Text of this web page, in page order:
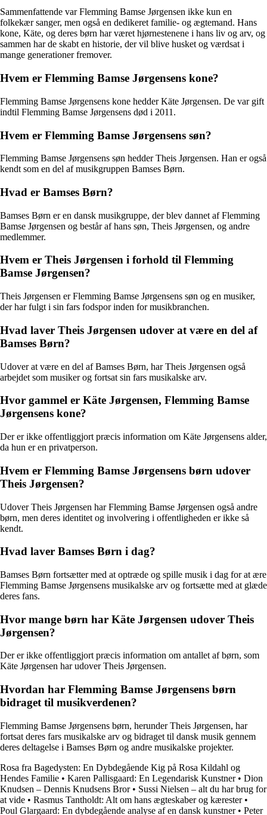
Sammenfattende var Flemming Bamse Jørgensen ikke kun en
folkekær sanger, men også en dedikeret familie- og ægtemand. Hans
kone, Käte, og deres børn har været hjørnestenene i hans liv og arv, og
sammen har de skabt en historie, der vil blive husket og værdsat i
mange generationer fremover.
Hvem er Flemming Bamse Jørgensens kone?
Flemming Bamse Jørgensens kone hedder Käte Jørgensen. De var gift
indtil Flemming Bamse Jørgensens død i 2011.
Hvem er Flemming Bamse Jørgensens søn?
Flemming Bamse Jørgensens søn hedder Theis Jørgensen. Han er også
kendt som en del af musikgruppen Bamses Børn.
Hvad er Bamses Børn?
Bamses Børn er en dansk musikgruppe, der blev dannet af Flemming
Bamse Jørgensen og består af hans søn, Theis Jørgensen, og andre
medlemmer.
Hvem er Theis Jørgensen i forhold til Flemming
Bamse Jørgensen?
Theis Jørgensen er Flemming Bamse Jørgensens søn og en musiker,
der har fulgt i sin fars fodspor inden for musikbranchen.
Hvad laver Theis Jørgensen udover at være en del af
Bamses Børn?
Udover at være en del af Bamses Børn, har Theis Jørgensen også
arbejdet som musiker og fortsat sin fars musikalske arv.
Hvor gammel er Käte Jørgensen, Flemming Bamse
Jørgensens kone?
Der er ikke offentliggjort præcis information om Käte Jørgensens alder,
da hun er en privatperson.
Hvem er Flemming Bamse Jørgensens børn udover
Theis Jørgensen?
Udover Theis Jørgensen har Flemming Bamse Jørgensen også andre
børn, men deres identitet og involvering i offentligheden er ikke så
kendt.
Hvad laver Bamses Børn i dag?
Bamses Børn fortsætter med at optræde og spille musik i dag for at ære
Flemming Bamse Jørgensens musikalske arv og fortsætte med at glæde
deres fans.
Hvor mange børn har Käte Jørgensen udover Theis
Jørgensen?
Der er ikke offentliggjort præcis information om antallet af børn, som
Käte Jørgensen har udover Theis Jørgensen.
Hvordan har Flemming Bamse Jørgensens børn
bidraget til musikverdenen?
Flemming Bamse Jørgensens børn, herunder Theis Jørgensen, har
fortsat deres fars musikalske arv og bidraget til dansk musik gennem
deres deltagelse i Bamses Børn og andre musikalske projekter.
Rosa fra Bagedysten: En Dybdegående Kig på Rosa Kildahl og
Hendes Familie • Karen Pallisgaard: En Legendarisk Kunstner• Dion
Knudsen – Dennis Knudsens Bror• Sussi Nielsen – alt du har brug for
at vide • Rasmus Tantholdt: Alt om hans ægteskaber og kærester•
Poul Glargaard: En dybdegående analyse af en dansk kunstner• Peter